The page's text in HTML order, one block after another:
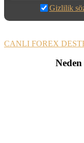
Gizlilik
CANLI FOREX